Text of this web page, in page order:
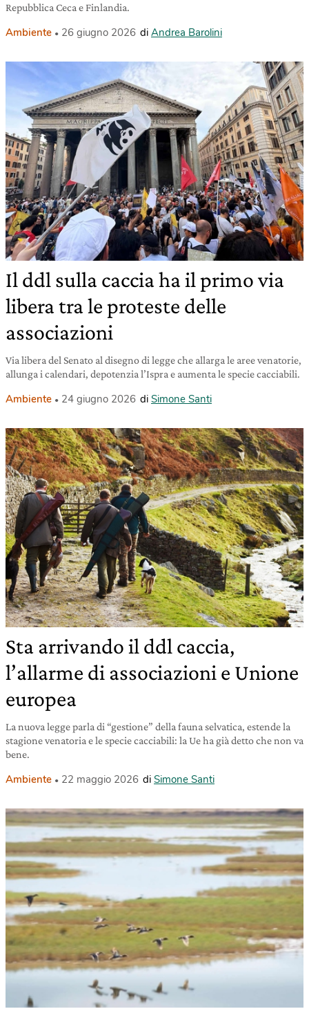
Repubblica Ceca e Finlandia.
Ambiente 26 giugno 2026 di Andrea Barolini
Il ddl sulla caccia ha il primo via
libera tra le proteste delle
associazioni
Via libera del Senato al disegno di legge che allarga le aree venatorie,
allunga i calendari, depotenzia l’Ispra e aumenta le specie cacciabili.
Ambiente 24 giugno 2026 di Simone Santi
Sta arrivando il ddl caccia,
l’allarme di associazioni e Unione
europea
La nuova legge parla di “gestione” della fauna selvatica, estende la
stagione venatoria e le specie cacciabili: la Ue ha già detto che non va
bene.
Ambiente 22 maggio 2026 di Simone Santi